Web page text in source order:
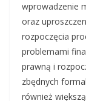
wprowadzenie
oraz
rozpoczęcia
problemami
prawną i
zbędnych
również